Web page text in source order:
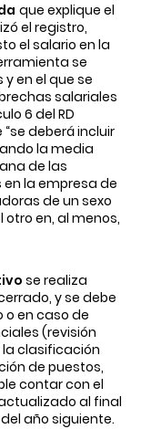
que explique el
el registro,
el salario en la
se
en el que se
salariales
6 del RD
“se deberá incluir
la media
de las
la empresa de
de un sexo
otro en, al menos,
se realiza
y se debe
en caso de
(revisión
clasificación
de puestos,
contar con el
al final
año siguiente.